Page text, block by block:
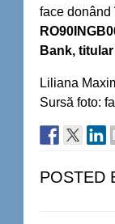
face donând
Bank,
Liliana
Sursă foto:
POSTED